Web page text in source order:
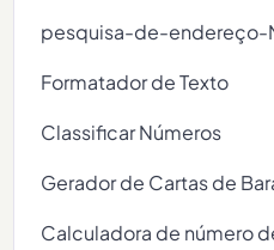
pesquisa-de-endereço-
Formatador de Texto
Classificar Números
Gerador de Cartas de
Calculadora de número